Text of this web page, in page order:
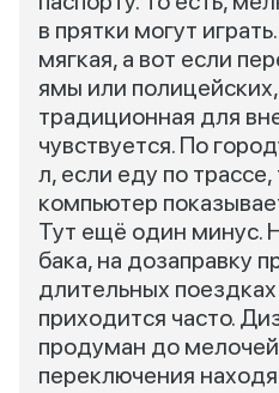
в прятки могут
мягкая, а вот если
ямы или
традиционная для
чувствуется. По
л, если еду по
компьютер
Тут ещё один минус.
бака, на дозаправку
длительных поездках
приходится часто.
продуман до
переключения